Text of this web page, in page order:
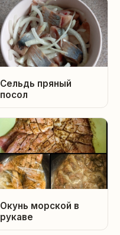
Сельдь пряный
посол
Окунь морской в
рукаве